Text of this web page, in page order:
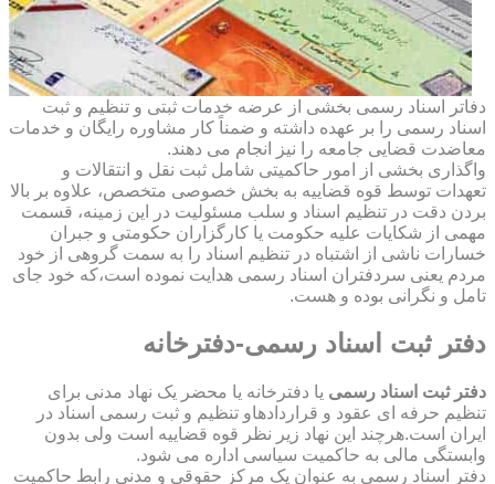
دفاتر اسناد رسمی بخشی از عرضه خدمات ثبتی و تنظیم و ثبت
اسناد رسمی را بر عهده داشته و ضمناً کار مشاوره رایگان و خدمات
معاضدت قضایی جامعه را نیز انجام می دهند.
واگذاری بخشی از امور حاکمیتی شامل ثبت نقل و انتقالات و
تعهدات توسط قوه قضاییه به بخش خصوصی متخصص، علاوه بر بالا
بردن دقت در تنظیم اسناد و سلب مسئولیت در این زمینه، قسمت
مهمی از شکایات علیه حکومت یا کارگزاران حکومتی و جبران
خسارات ناشی از اشتباه در تنظیم اسناد را به سمت گروهی از خود
مردم یعنی سردفتران اسناد رسمی هدایت نموده است،که خود جای
تامل و نگرانی بوده و هست.
دفتر ثبت اسناد رسمی-دفترخانه
دفتر ثبت اسناد رسمی یا دفترخانه یا محضر یک نهاد مدنی برای
تنظیم حرفه ای عقود و قراردادهاو تنظیم و ثبت رسمی اسناد در
ایران است.هرچند این نهاد زیر نظر قوه قضاییه است ولی بدون
وابستگی مالی به حاکمیت سیاسی اداره می شود.
دفتر اسناد رسمی به عنوان یک مرکز حقوقی و مدنی رابط حاکمیت